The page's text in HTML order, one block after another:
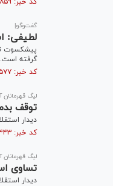
گفت‌و‌گو|
لطیفی:
پیشکسوت
گرفته است.
کد خبر: ۴۸۶۵۵۷۷ تاریخ انتشار : ۱۴۰۴/۰۸/۱۶
لیگ قهرمانان
توقف
دیدار استقلال و
کد خبر: ۴۸۶۵۴۴۳ تاریخ انتشار : ۱۴۰۴/۰۸/۱۴
لیگ قهرمانان
تساوی
دیدار استقلال و